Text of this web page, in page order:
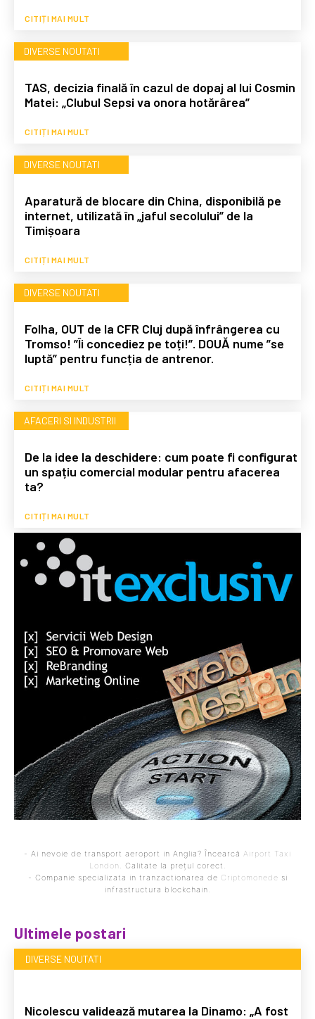
CITIȚI MAI MULT
DIVERSE NOUTATI
TAS, decizia finală în cazul de dopaj al lui Cosmin
Matei: „Clubul Sepsi va onora hotărârea”
CITIȚI MAI MULT
DIVERSE NOUTATI
Aparatură de blocare din China, disponibilă pe
internet, utilizată în „jaful secolului” de la
Timișoara
CITIȚI MAI MULT
DIVERSE NOUTATI
Folha, OUT de la CFR Cluj după înfrângerea cu
Tromso! ”Îi concediez pe toți!”. DOUĂ nume ”se
luptă” pentru funcția de antrenor.
CITIȚI MAI MULT
AFACERI SI INDUSTRII
De la idee la deschidere: cum poate fi configurat
un spațiu comercial modular pentru afacerea
ta?
CITIȚI MAI MULT
- Ai nevoie de transport aeroport in Anglia? Încearcă Airport Taxi
London
. Calitate la prețul corect.
- Companie specializata in tranzactionarea de Criptomonede si
infrastructura blockchain.
Ultimele postari
DIVERSE NOUTATI
Nicolescu validează mutarea la Dinamo: „A fost